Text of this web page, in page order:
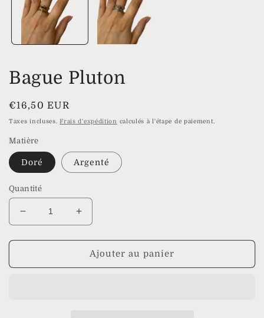
modale
Bague Pluton
Prix
habituel
€16,50 EUR
Taxes incluses. Frais d'expédition calculés à l'étape de paiement.
Matière
Doré Argenté
Quantité
Réduire
la
quantité
Bague
Augmenter
la
quantité
Bague
Ajouter au panier